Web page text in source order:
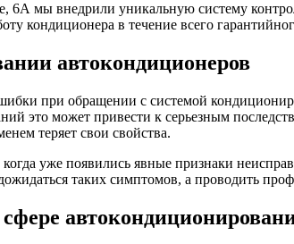
мы внедрили уникальную систему
кондиционера в течение всего
автокондиционеров
при обращении с системой
это может привести к серьезным
теряет свои свойства.
уже появились явные признаки
таких симптомов, а проводить